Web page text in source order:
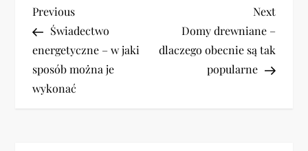
N
a
w
Previous
Post
Previous
Świadectwo
energetyczne – w jaki
sposób można je
wykonać
Next
Post
Next
Domy drewniane –
dlaczego obecnie są tak
popularne